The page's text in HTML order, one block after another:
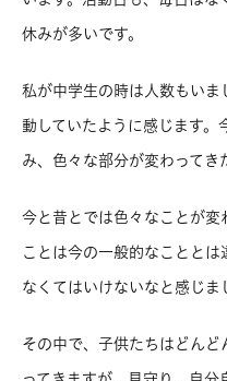
休みが多いです。
私が中学生の時は人数もい
動していたように感じます。
み、色々な部分が変わってき
今と昔とでは色々なことが変
ことは今の一般的なことと
なくてはいけないなと感じま
その中で、子供たちはどん